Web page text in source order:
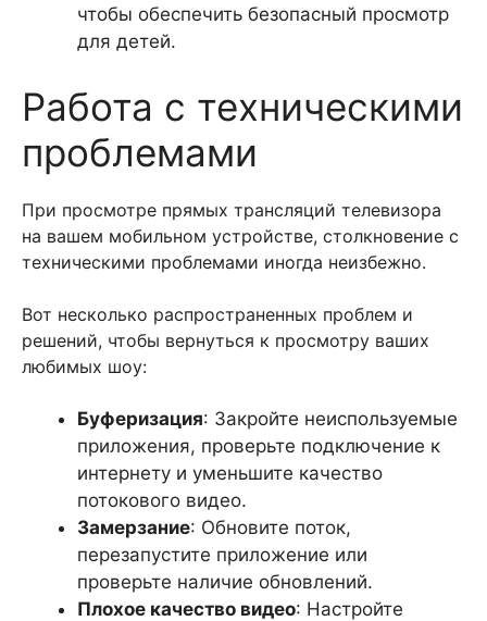
чтобы обеспечить безопасный просмотр
для детей.
Работа с техническими
проблемами
При просмотре прямых трансляций телевизора
на вашем мобильном устройстве, столкновение с
техническими проблемами иногда неизбежно.
Вот несколько распространенных проблем и
решений, чтобы вернуться к просмотру ваших
любимых шоу:
Буферизация: Закройте неиспользуемые
приложения, проверьте подключение к
интернету и уменьшите качество
потокового видео.
Замерзание: Обновите поток,
перезапустите приложение или
проверьте наличие обновлений.
Плохое качество видео: Настройте